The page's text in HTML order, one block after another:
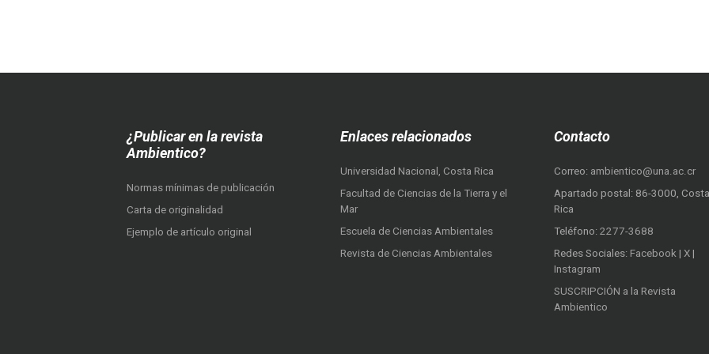
¿Publicar en la revista
Ambientico?
Normas mínimas de publicación
Carta de originalidad
Ejemplo de artículo original
Enlaces relacionados
Universidad Nacional, Costa Rica
Facultad de Ciencias de la Tierra y el
Mar
Escuela de Ciencias Ambientales
Revista de Ciencias Ambientales
Contacto
Correo: ambientico@una.ac.cr
Apartado postal: 86-3000, Costa
Rica
Teléfono: 2277-3688
Redes Sociales: Facebook | X |
Instagram
SUSCRIPCIÓN a la Revista
Ambientico